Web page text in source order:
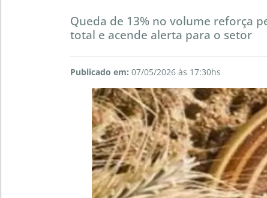
Queda de 13% no volume reforça
total e acende alerta para o setor
Publicado em: 07/05/2026 às 17:30hs